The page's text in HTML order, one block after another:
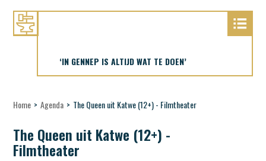
‘IN GENNEP IS ALTIJD WAT TE DOEN’
Home > Agenda > The Queen uit Katwe (12+) - Filmtheater
The Queen uit Katwe (12+) -
Filmtheater